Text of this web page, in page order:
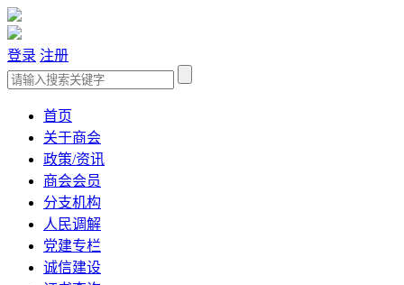
登录 注册
首页
关于商会
政策/资讯
商会会员
分支机构
人民调解
党建专栏
诚信建设